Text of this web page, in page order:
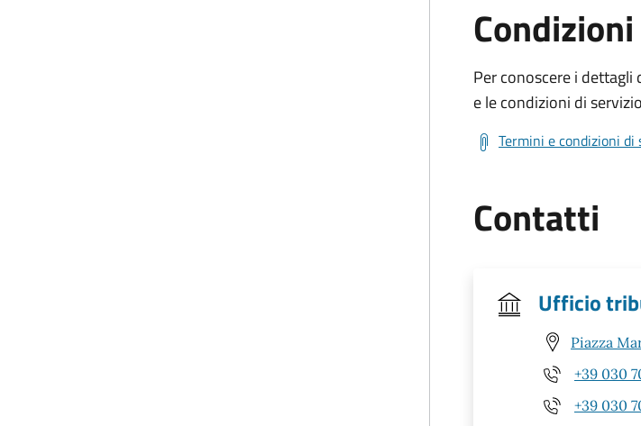
Per conoscere i
e le condizioni di
Termini e condizioni di
Contatti
Ufficio
Piazza
+39 030
+39 030